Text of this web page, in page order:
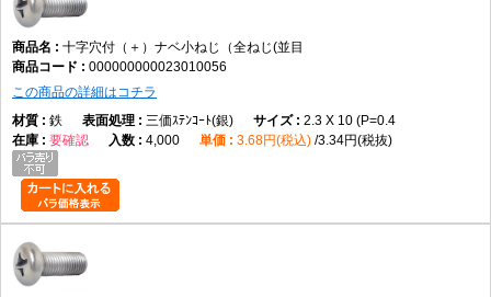
め付けトルク
十字穴付（＋）ナベ小ねじ（全ねじ(並目
000000000023010056
この商品の詳細はコチラ
鉄
三価ｽﾃﾝｺｰﾄ(銀)
2.3 X 10 (P=0.4
要確認
4,000 3.68円(税込) 3.34円(税抜)